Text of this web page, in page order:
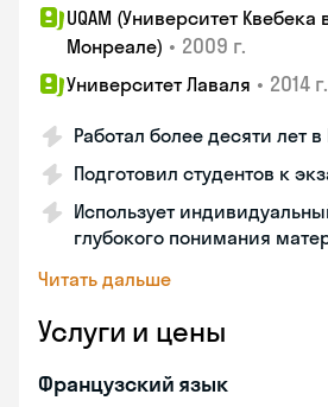
UQAM (Университет Квебека
Монреале) • 2009 г.
Университет Лаваля • 2014 г.
Работал более десяти лет
Подготовил студентов к
Использует
глубокого понимания
Читать дальше
Услуги и цены
Французский язык